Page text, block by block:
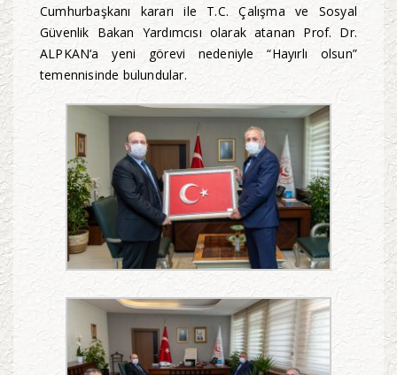
Cumhurbaşkanı kararı ile T.C. Çalışma ve Sosyal
Güvenlik Bakan Yardımcısı olarak atanan Prof. Dr.
ALPKAN‘a yeni görevi nedeniyle “Hayırlı olsun”
temennisinde bulundular.